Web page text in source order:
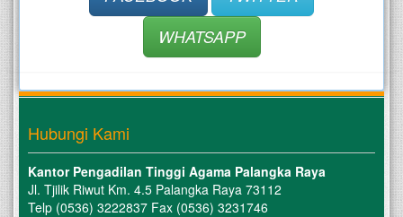
WHATSAPP
Hubungi Kami
Kantor Pengadilan Tinggi Agama Palangka Raya
Jl. Tjilik Riwut Km. 4.5 Palangka Raya 73112
Telp (0536) 3222837 Fax (0536) 3231746